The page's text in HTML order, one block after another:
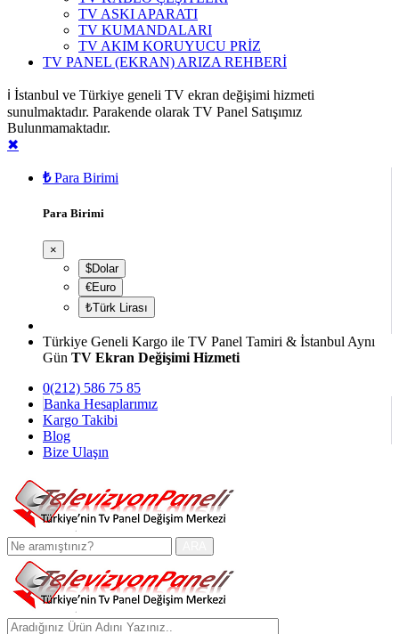
TV ASKI APARATI
TV KUMANDALARI
TV AKIM KORUYUCU PRİZ
TV PANEL (EKRAN) ARIZA REHBERİ
ℹ️ İstanbul ve Türkiye geneli TV ekran değişimi hizmeti
sunulmaktadır. Parakende olarak TV Panel Satışımız
Bulunmamaktadır.
✖
₺ Para Birimi
Para Birimi
×
$Dolar
€Euro
₺Türk Lirası
Türkiye Geneli Kargo ile TV Panel Tamiri & İstanbul Aynı
Gün TV Ekran Değişimi Hizmeti
0(212) 586 75 85
Banka Hesaplarımız
Kargo Takibi
Blog
Bize Ulaşın